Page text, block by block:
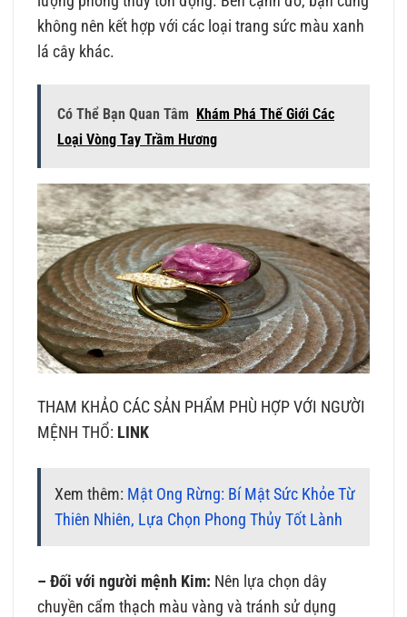
không nên kết hợp với các loại trang sức màu xanh
lá cây khác.
Có Thể Bạn Quan Tâm Khám Phá Thế Giới Các
Loại Vòng Tay Trầm Hương
THAM KHẢO CÁC SẢN PHẨM PHÙ HỢP VỚI NGƯỜI
MỆNH THỔ: LINK
Xem thêm: Mật Ong Rừng: Bí Mật Sức Khỏe Từ
Thiên Nhiên, Lựa Chọn Phong Thủy Tốt Lành
– Đối với người mệnh Kim: Nên lựa chọn dây
chuyền cẩm thạch màu vàng và tránh sử dụng